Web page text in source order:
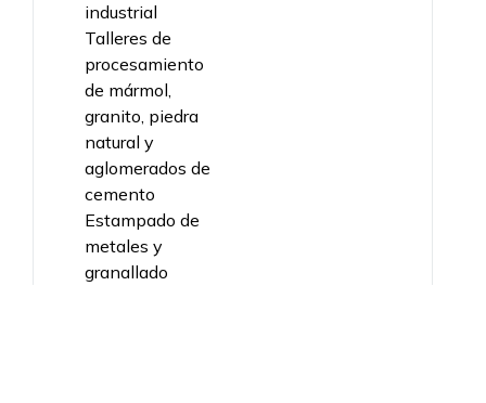
industrial
Talleres de
procesamiento
de mármol,
granito, piedra
natural y
aglomerados de
cemento
Estampado de
metales y
granallado